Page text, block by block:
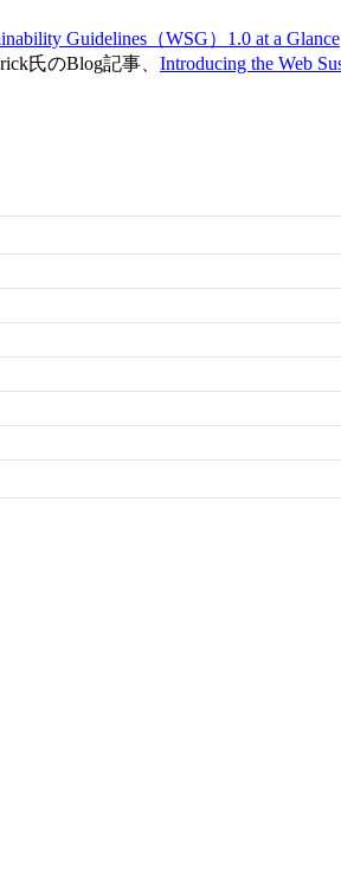
Guidelines（WSG）1.0 at a Glance
氏のBlog記事、 Introducing the Web